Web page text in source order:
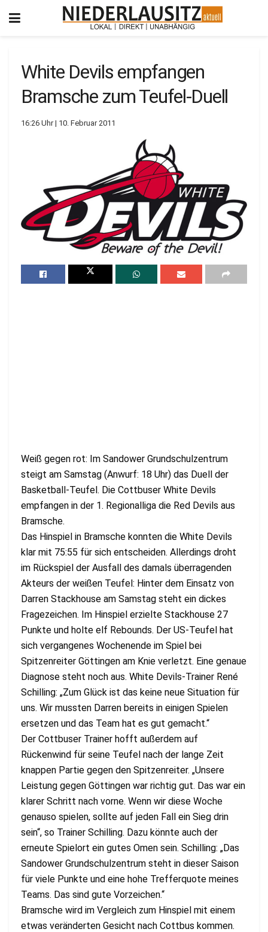
White Devils empfangen
Bramsche zum Teufel-Duell
16:26 Uhr | 10. Februar 2011
Weiß gegen rot: Im Sandower Grundschulzentrum
steigt am Samstag (Anwurf: 18 Uhr) das Duell der
Basketball-Teufel. Die Cottbuser White Devils
empfangen in der 1. Regionalliga die Red Devils aus
Bramsche.
Das Hinspiel in Bramsche konnten die White Devils
klar mit 75:55 für sich entscheiden. Allerdings droht
im Rückspiel der Ausfall des damals überragenden
Akteurs der weißen Teufel: Hinter dem Einsatz von
Darren Stackhouse am Samstag steht ein dickes
Fragezeichen. Im Hinspiel erzielte Stackhouse 27
Punkte und holte elf Rebounds. Der US-Teufel hat
sich vergangenes Wochenende im Spiel bei
Spitzenreiter Göttingen am Knie verletzt. Eine genaue
Diagnose steht noch aus. White Devils-Trainer René
Schilling: „Zum Glück ist das keine neue Situation für
uns. Wir mussten Darren bereits in einigen Spielen
ersetzen und das Team hat es gut gemacht.“
Der Cottbuser Trainer hofft außerdem auf
Rückenwind für seine Teufel nach der lange Zeit
knappen Partie gegen den Spitzenreiter. „Unsere
Leistung gegen Göttingen war richtig gut. Das war ein
klarer Schritt nach vorne. Wenn wir diese Woche
genauso spielen, sollte auf jeden Fall ein Sieg drin
sein“, so Trainer Schilling. Dazu könnte auch der
erneute Spielort ein gutes Omen sein. Schilling: „Das
Sandower Grundschulzentrum steht in dieser Saison
für viele Punkte und eine hohe Trefferquote meines
Teams. Das sind gute Vorzeichen.“
Bramsche wird im Vergleich zum Hinspiel mit einem
etwas veränderten Gesicht nach Cottbus kommen.